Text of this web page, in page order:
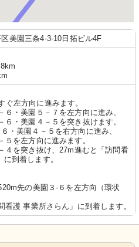
美園三条4-3-10日拓ビル4F
ぐ左方向に進みます。
６・美園５－７を左方向に進み、
６・美園４－５を突き抜けます。
・美園４－５を右方向に進み、
５を左方向に進みます。
４を突き抜け、27m進むと「訪問看
到着します。
先の美園３-６を左方向（環状
看護 事業所さらん」に到着します。